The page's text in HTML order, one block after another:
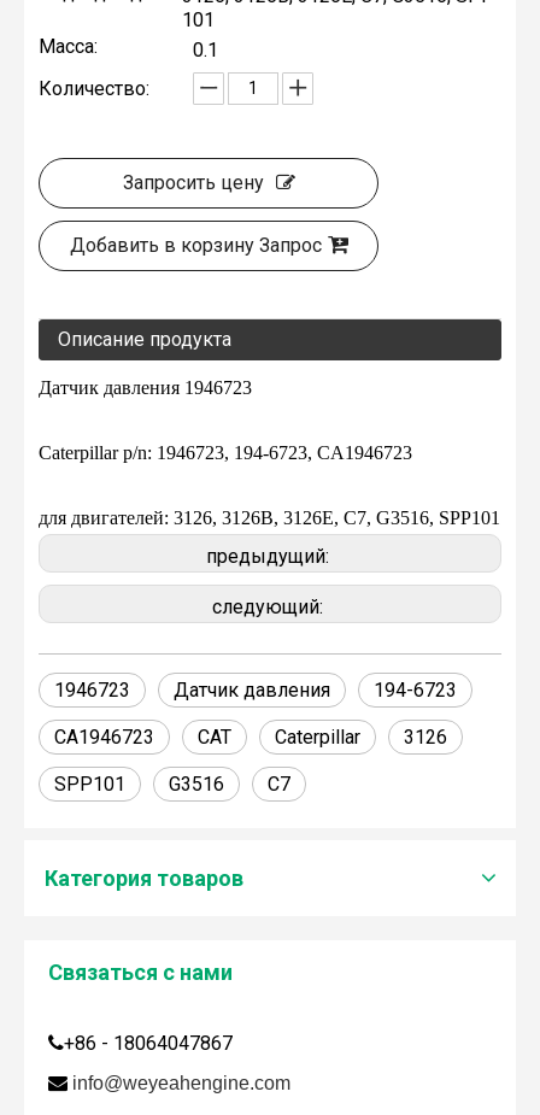
101
Масса:
0.1
Количество:
Запросить цену
Добавить в корзину Запрос
Описание продукта
Датчик давления 1946723
Caterpillar p/n: 1946723, 194-6723, CA1946723
для двигателей: 3126, 3126B, 3126E, C7, G3516, SPP101
предыдущий:
следующий:
1946723 Датчик давления 194-6723
CA1946723 CAT Caterpillar 3126
SPP101 G3516 C7
Категория товаров
Связаться с нами
+86 - 18064047867
 info@weyeahengine.com
Дженбахер забрал 200673